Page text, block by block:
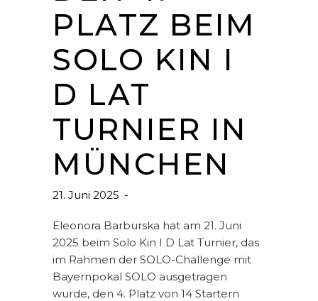
PLATZ BEIM
SOLO KIN I
D LAT
TURNIER IN
MÜNCHEN
21. Juni 2025
Eleonora Barburska hat am 21. Juni
2025 beim Solo Kin I D Lat Turnier, das
im Rahmen der SOLO-Challenge mit
Bayernpokal SOLO ausgetragen
wurde, den 4. Platz von 14 Startern